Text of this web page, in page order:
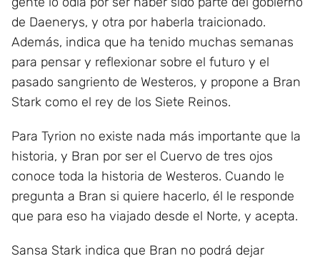
de Daenerys, y otra por haberla traicionado.
Además, indica que ha tenido muchas semanas
para pensar y reflexionar sobre el futuro y el
pasado sangriento de Westeros, y propone a Bran
Stark como el rey de los Siete Reinos.
Para Tyrion no existe nada más importante que la
historia, y Bran por ser el Cuervo de tres ojos
conoce toda la historia de Westeros. Cuando le
pregunta a Bran si quiere hacerlo, él le responde
que para eso ha viajado desde el Norte, y acepta.
Sansa Stark indica que Bran no podrá dejar